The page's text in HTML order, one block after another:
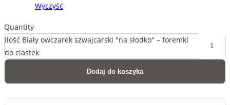
Wyczyść
Quantity
ilość Biały owczarek szwajcarski "na słodko" – foremki
do ciastek
Dodaj do koszyka